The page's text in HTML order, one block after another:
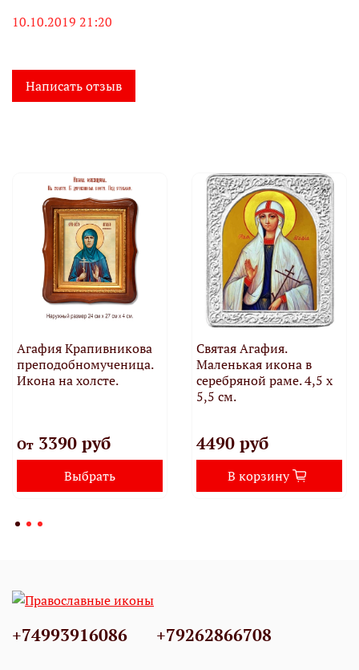
10.10.2019 21:20
Написать отзыв
Агафия Крапивникова
преподобномученица.
Икона на холсте.
От3390 руб
Выбрать
Святая Агафия.
Маленькая икона в
серебряной раме. 4,5 х
5,5 см.
4490 руб
В корзину
+74993916086 +79262866708